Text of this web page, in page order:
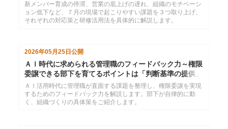
新メンバー育成の停滞、営業の底上げの遅れ、組織のモチベーシ
ョン低下など、７月の現場で起こりやすい課題を３つ取り上げ、
それぞれの対応策と研修活用法を具体的に解説します。
2026年05月25日公開
ＡＩ時代に求められる管理職のフィードバック力～権限
委譲できる部下を育てるポイントは「判断基準の提供」
ＡＩ活用時代に管理職が直面する課題を整理し、権限委譲を実現
するためのフィードバック力を解説します。部下が自律的に動
く、組織づくりの具体策をご紹介します。